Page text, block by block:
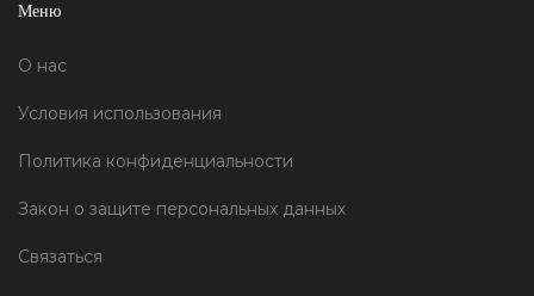
Меню
О нас
Условия использования
Политика конфиденциальности
Закон о защите персональных данных
Связаться